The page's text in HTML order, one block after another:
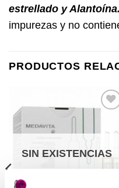
estrellado y Alantoína.
impurezas y no
PRODUCTOS
SIN EXISTENCIAS